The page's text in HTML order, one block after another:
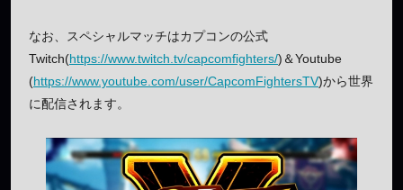
なお、スペシャルマッチはカプコンの公式
Twitch(https://www.twitch.tv/capcomfighters/)＆Youtube
(https://www.youtube.com/user/CapcomFightersTV)から世界
に配信されます。